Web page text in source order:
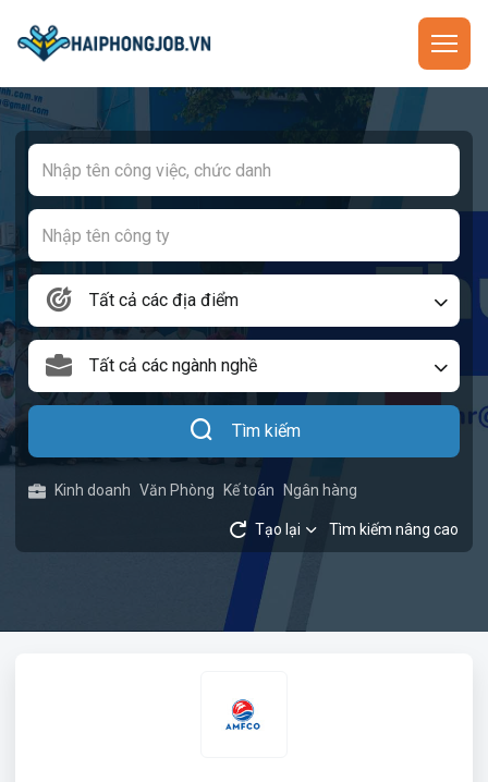
Tất cả các địa điểm
Tất cả các ngành nghề
Tìm kiếm
Kinh doanh Văn Phòng Kế toán Ngân hàng
Tạo lại Tìm kiếm nâng cao